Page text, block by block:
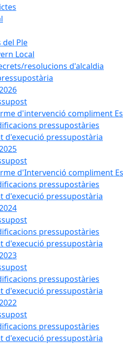
del Ple
Local
resolucions d'alcaldia
d'intervenció compliment
pressupostàries
d'execució pressupostària
d'Intervenció compliment
pressupostàries
d'execució pressupostària
pressupostàries
d'execució pressupostària
pressupostàries
d'execució pressupostària
pressupostàries
d'execució pressupostària